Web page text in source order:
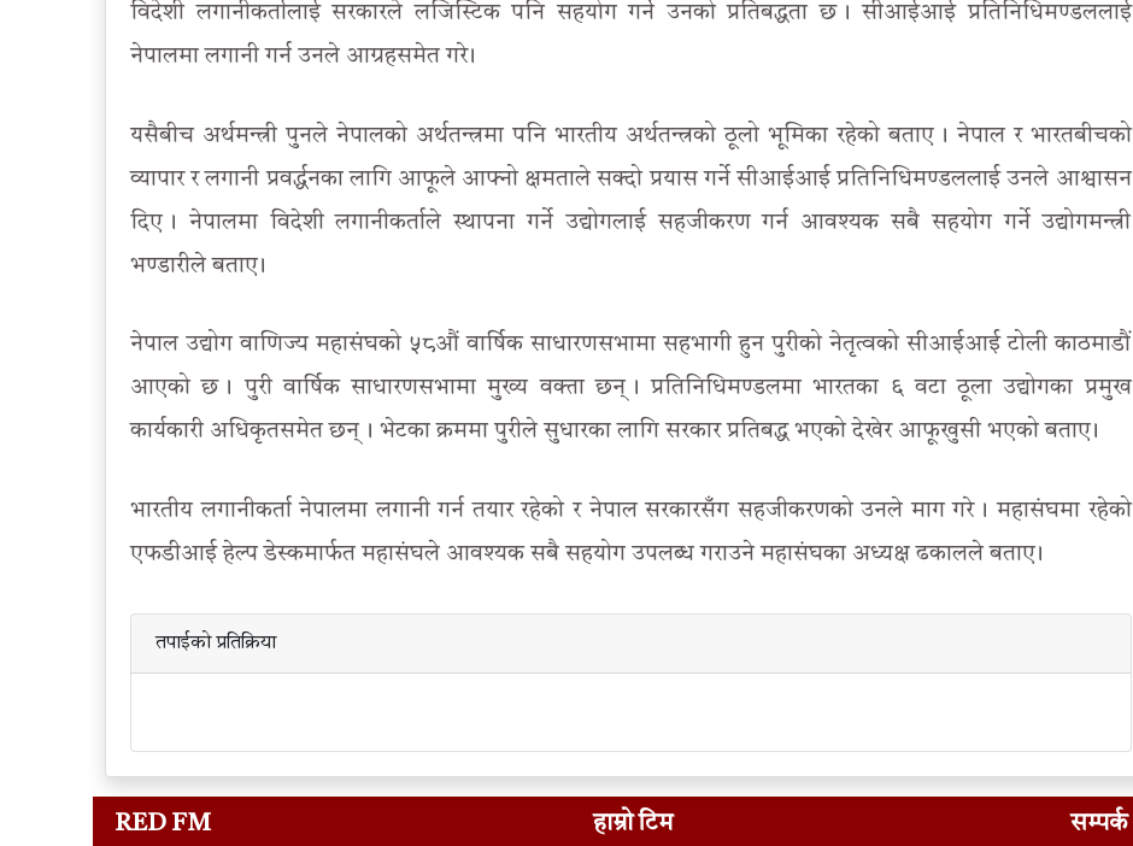
विदेशी लगानीकर्तालाई सरकारले लजिस्टिक पनि सहयोग गर्ने उनको प्रतिबद्धता छ । सीआईआई प्रतिनिधिमण्डललाई
नेपालमा लगानी गर्न उनले आग्रहसमेत गरे ।
यसैबीच अर्थमन्त्री पुनले नेपालको अर्थतन्त्रमा पनि भारतीय अर्थतन्त्रको ठूलो भूमिका रहेको बताए । नेपाल र भारतबीचको
व्यापार र लगानी प्रवर्द्धनका लागि आफूले आफ्नो क्षमताले सक्दो प्रयास गर्ने सीआईआई प्रतिनिधिमण्डललाई उनले आश्वासन
दिए । नेपालमा विदेशी लगानीकर्ताले स्थापना गर्ने उद्योगलाई सहजीकरण गर्न आवश्यक सबै सहयोग गर्ने उद्योगमन्त्री
भण्डारीले बताए ।
नेपाल उद्योग वाणिज्य महासंघको ५८औं वार्षिक साधारणसभामा सहभागी हुन पुरीको नेतृत्वको सीआईआई टोली काठमाडौं
आएको छ । पुरी वार्षिक साधारणसभामा मुख्य वक्ता छन् । प्रतिनिधिमण्डलमा भारतका ६ वटा ठूला उद्योगका प्रमुख
कार्यकारी अधिकृतसमेत छन् । भेटका क्रममा पुरीले सुधारका लागि सरकार प्रतिबद्ध भएको देखेर आफूखुसी भएको बताए ।
भारतीय लगानीकर्ता नेपालमा लगानी गर्न तयार रहेको र नेपाल सरकारसँग सहजीकरणको उनले माग गरे । महासंघमा रहेको
एफडीआई हेल्प डेस्कमार्फत महासंघले आवश्यक सबै सहयोग उपलब्ध गराउने महासंघका अध्यक्ष ढकालले बताए ।
तपाईको प्रतिक्रिया
RED FM हाम्रो टिम सम्पर्क